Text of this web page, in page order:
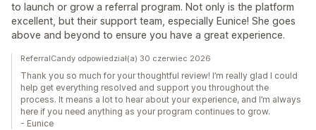
to launch or grow a referral program. Not only is the platform
excellent, but their support team, especially Eunice! She goes
above and beyond to ensure you have a great experience.
ReferralCandy odpowiedział(a) 30 czerwiec 2026
Thank you so much for your thoughtful review! I’m really glad I could
help get everything resolved and support you throughout the
process. It means a lot to hear about your experience, and I’m always
here if you need anything as your program continues to grow.
- Eunice